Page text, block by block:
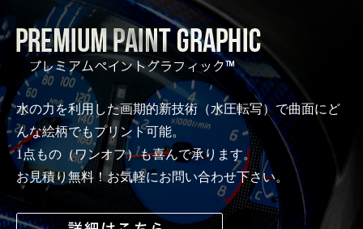
水の力を利用した画期的新技術（水圧転写）で曲面にど
んな絵柄でもプリント可能。
1点もの（ワンオフ）も喜んで承ります。
お見積り無料！お気軽にお問い合わせ下さい。